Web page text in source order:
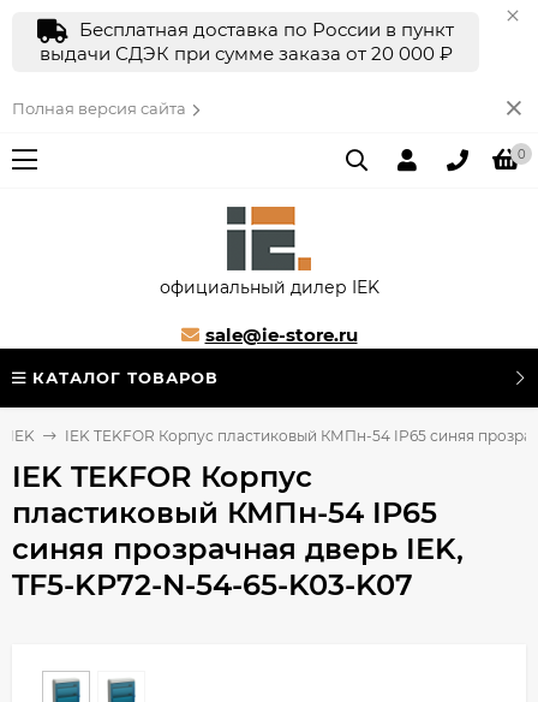
Бесплатная доставка по России в пункт
выдачи СДЭК при сумме заказа от 20 000 ₽
Полная версия сайта
0
официальный дилер IEK
sale@ie-store.ru
КАТАЛОГ ТОВАРОВ
IEK IEK TEKFOR Корпус пластиковый КМПн-54 IP65 синяя
IEK TEKFOR Корпус
пластиковый КМПн-54 IP65
синяя прозрачная дверь IEK,
TF5-KP72-N-54-65-K03-K07